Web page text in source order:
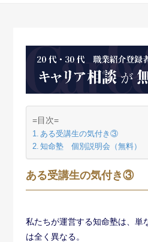
=目次=
ある受講生の気付き③
知命塾 個別説明会（無料）
ある受講生の気付き③
私たちが運営する知命塾は、単
は全く異なる。